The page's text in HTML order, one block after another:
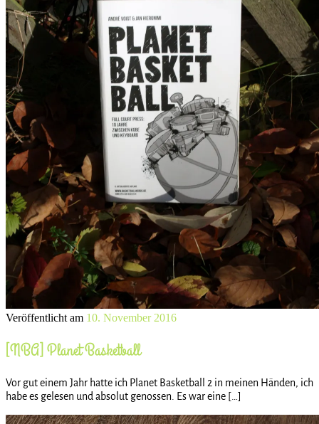
Veröffentlicht am 10. November 2016
[NBA] Planet Basketball
Vor gut einem Jahr hatte ich Planet Basketball 2 in meinen Händen, ich
habe es gelesen und absolut genossen. Es war eine […]